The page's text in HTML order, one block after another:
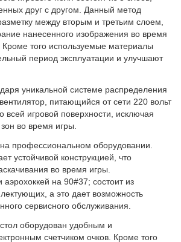
друг с другом. Данный метод
между вторым и третьим слоем,
нанесенного изображения во время
Кроме того используемые материалы
период эксплуатации и улучшают
уникальной системе распределения
питающийся от сети 220 вольт
всей игровой поверхности, исключая
во время игры.
профессиональном оборудовании.
устойчивой конструкцией, что
во время игры.
на 90#37; состоит из
а это дает возможность
сервисного обслуживания.
оборудован удобным и
счетчиком очков. Кроме того